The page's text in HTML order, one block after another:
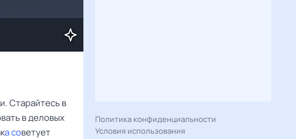
Старайтесь в
в деловых
а советует
Политика конфиденциальности
Условия использования